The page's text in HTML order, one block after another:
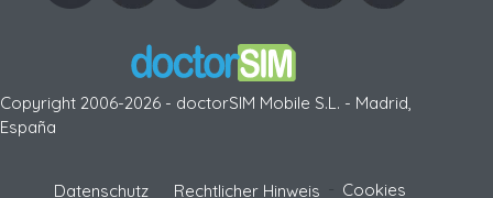
Copyright 2006-2026 - doctorSIM Mobile S.L. - Madrid,
España
Datenschutz Rechtlicher Hinweis Cookies